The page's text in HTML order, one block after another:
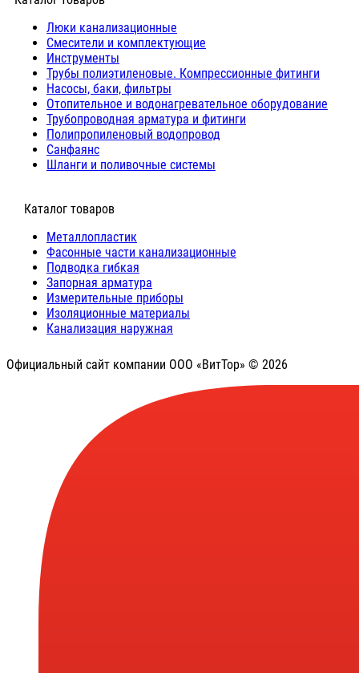
Люки канализационные
Cмесители и комплектующие
Инструменты
Трубы полиэтиленовые. Компрессионные фитинги
Насосы, баки, фильтры
Отопительное и водонагревательное оборудование
Трубопроводная арматура и фитинги
Полипропиленовый водопровод
Санфаянс
Шланги и поливочные системы
⠀Каталог товаров
Металлопластик
Фасонные части канализационные
Подводка гибкая
Запорная арматура
Измерительные приборы
Изоляционные материалы
Канализация наружная
Официальный сайт компании ООО «ВитТор» © 2026